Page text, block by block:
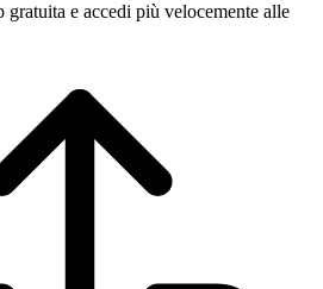
gratuita e accedi più velocemente alle